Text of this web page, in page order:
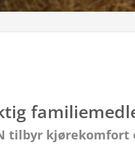
tilbyr